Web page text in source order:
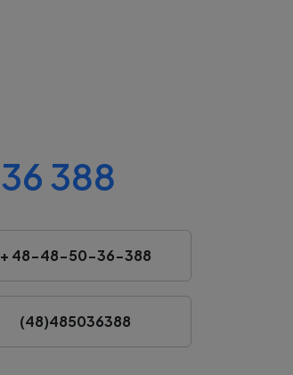
388
+ 48-48-50-36-388
(48)485036388